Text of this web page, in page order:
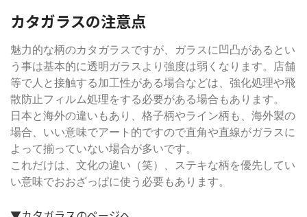
カタガラスの注意点
魅力的な柄のカタガラスですが、ガラスに凹凸があるとい
う事は基本的に透明ガラスより強度は弱くなります。店舗
等で人と接触する加工性がある場合などは、強化処理や飛
散防止フィルム処理をする必要がある場合もあります。
日本と海外の違いもあり、格子柄やライン柄も、海外製の
場合、いい意味でアート的ですので直角や直線がガラスに
よって揃っていない場合が多いです。
これだけは、文化の違い（笑）、ステキな柄を優先してい
い意味でおおざっぱに使う必要もあります。